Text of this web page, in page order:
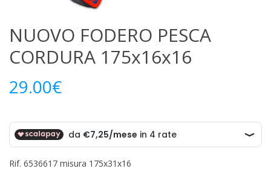
NUOVO FODERO PESCA
CORDURA 175x16x16
29.00€
Rif. 6536617 misura 175x31x16